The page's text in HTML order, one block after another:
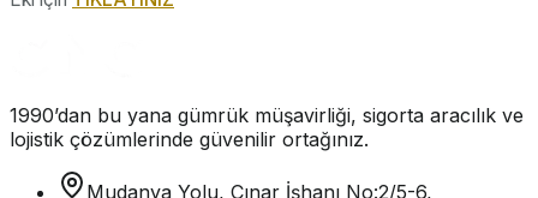
1990’dan bu yana gümrük müşavirliği, sigorta aracılık ve
lojistik çözümlerinde güvenilir ortağınız.
Mudanya Yolu, Çınar İşhanı No:2/5-6,